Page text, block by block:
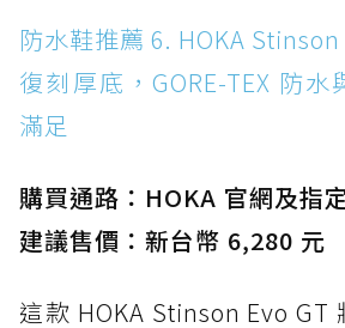
防水鞋推薦 6. HOKA
復刻厚底，GORE-TEX 防
滿足
購買通路：HOKA 官網及指
建議售價：新台幣 6,280 元
這款 HOKA Stinson Evo GT